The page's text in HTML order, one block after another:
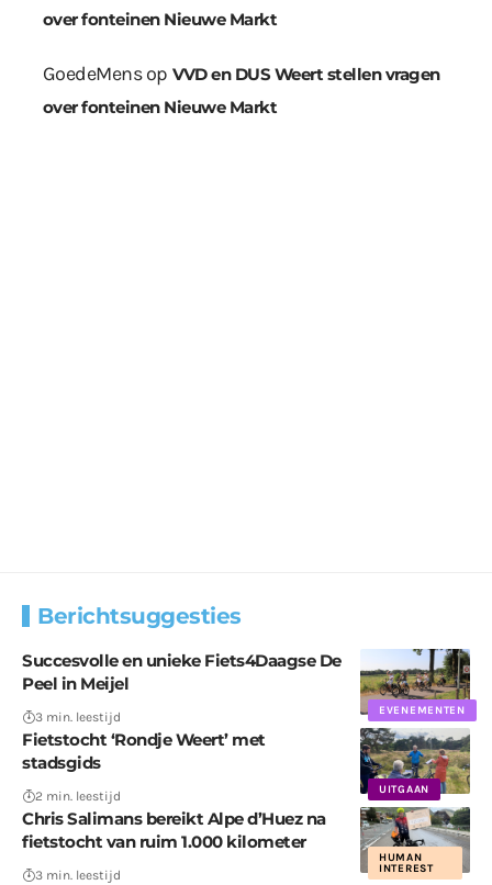
over fonteinen Nieuwe Markt
GoedeMensop VVD en DUS Weert stellen vragen
over fonteinen Nieuwe Markt
Berichtsuggesties
EVENEMENTEN
Succesvolle en unieke Fiets4Daagse De
Peel in Meijel
3 min. leestijd
UITGAAN
Fietstocht ‘Rondje Weert’ met
stadsgids
2 min. leestijd
HUMAN
INTEREST
Chris Salimans bereikt Alpe d’Huez na
fietstocht van ruim 1.000 kilometer
3 min. leestijd